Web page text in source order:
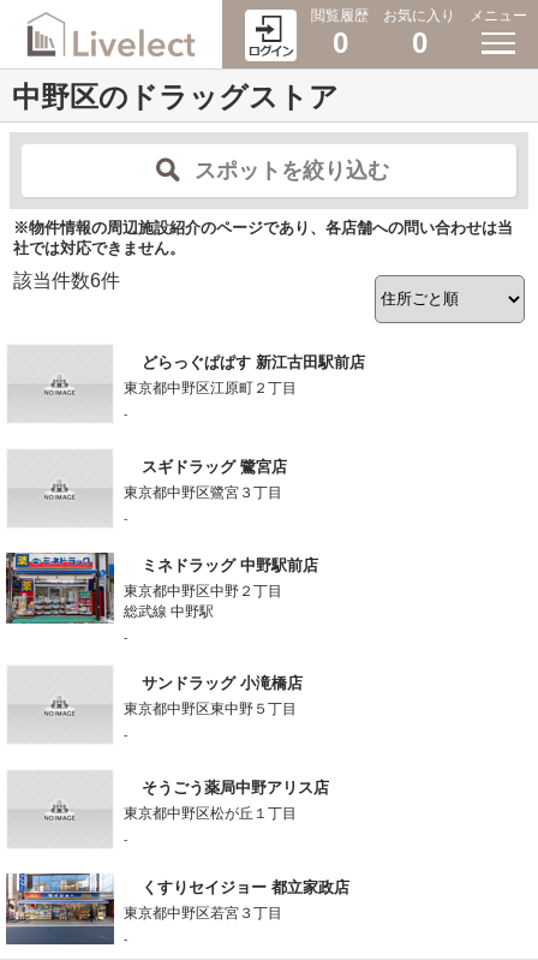
閲覧履歴
0
お気に入り
0
メニュー
中野区のドラッグストア
スポットを絞り込む
※物件情報の周辺施設紹介のページであり、各店舗への問い合わせは当
社では対応できません。
該当件数6件
どらっぐぱぱす 新江古田駅前店
東京都中野区江原町２丁目
-
スギドラッグ 鷺宮店
東京都中野区鷺宮３丁目
-
ミネドラッグ 中野駅前店
東京都中野区中野２丁目
総武線 中野駅
-
サンドラッグ 小滝橋店
東京都中野区東中野５丁目
-
そうごう薬局中野アリス店
東京都中野区松が丘１丁目
-
くすりセイジョー 都立家政店
東京都中野区若宮３丁目
-